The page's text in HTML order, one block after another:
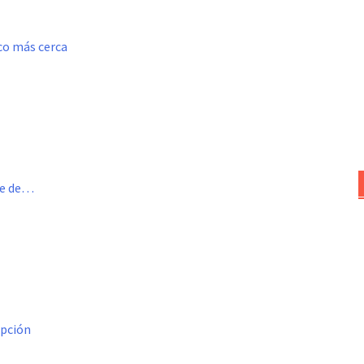
más cerca
de…